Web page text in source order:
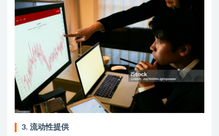
3. 流动性提供